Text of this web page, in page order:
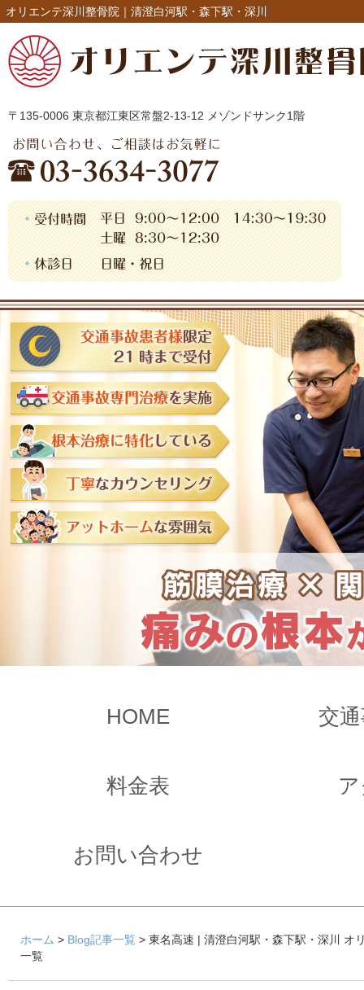
オリエンテ深川整骨院｜清澄白河駅・森下駅・深川
〒135-0006 東京都江東区常盤2-13-12 メゾンドサンク1階
HOME 交
料金表
お問い合わせ
ホーム > Blog記事一覧 > 東名高速 | 清澄白河駅・森下駅・深川 オ
一覧